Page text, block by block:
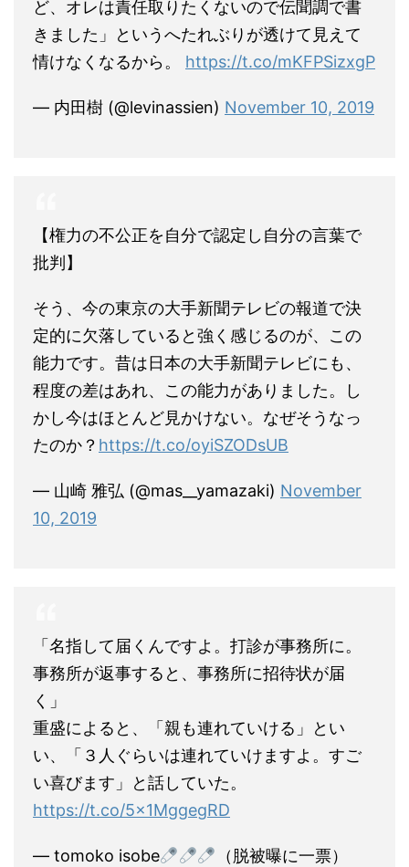
ど、オレは責任取りたくないので伝聞調で書
きました」というへたれぶりが透けて見えて
情けなくなるから。 https://t.co/mKFPSizxgP
— 内田樹 (@levinassien) November 10, 2019
【権力の不公正を自分で認定し自分の言葉で
批判】
そう、今の東京の大手新聞テレビの報道で決
定的に欠落していると強く感じるのが、この
能力です。昔は日本の大手新聞テレビにも、
程度の差はあれ、この能力がありました。し
かし今はほとんど見かけない。なぜそうなっ
たのか？ https://t.co/oyiSZODsUB
— 山崎 雅弘 (@mas__yamazaki) November
10, 2019
「名指して届くんですよ。打診が事務所に。
事務所が返事すると、事務所に招待状が届
く」
重盛によると、「親も連れていける」とい
い、「３人ぐらいは連れていけますよ。すご
い喜びます」と話していた。
https://t.co/5x1MggegRD
— tomoko isobe
（脱被曝に一票）